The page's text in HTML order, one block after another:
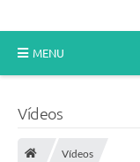
MENU
Vídeos
Vídeos